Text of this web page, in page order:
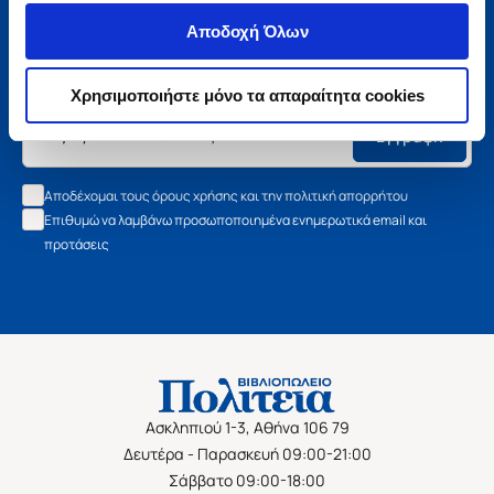
Αποδοχή Όλων
Χρησιμοποιήστε μόνο τα απαραίτητα cookies
Μάθετε τα νέα της Πολιτείας
Εγγραφείτε στο newsletter μας και μάθετε πρώτοι όλα τα
νέα βιβλία, τις εξαιρετικές τιμές και τις εκδηλώσεις μας.
Εγγραφή
Αποδέχομαι τους όρους χρήσης και την πολιτική απορρήτου
Επιθυμώ να λαμβάνω προσωποποιημένα ενημερωτικά email και
προτάσεις
Ασκληπιού 1-3, Αθήνα 106 79
Δευτέρα - Παρασκευή 09:00-21:00
Σάββατο 09:00-18:00